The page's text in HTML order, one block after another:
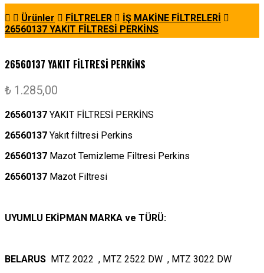
Ürünler FİLTRELER
İŞ MAKİNE FİLTRELERİ
26560137 YAKIT FİLTRESİ PERKİNS
26560137 YAKIT FİLTRESİ PERKİNS
₺ 1.285,00
26560137 YAKIT FİLTRESİ PERKİNS
26560137 Yakıt filtresi Perkins
26560137 Mazot Temizleme Filtresi Perkins
26560137 Mazot Filtresi
UYUMLU EKİPMAN MARKA ve TÜRÜ:
BELARUS MTZ 2022 , MTZ 2522 DW , MTZ 3022 DW